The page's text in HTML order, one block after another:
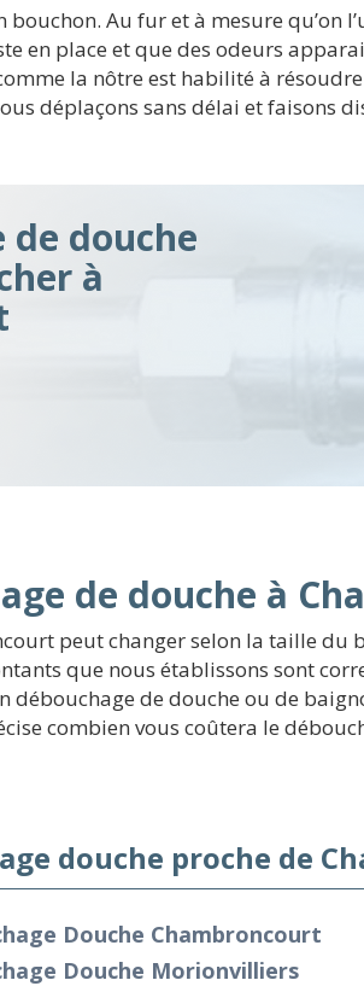
bouchon. Au fur et à mesure qu’on
en place et que des odeurs
la nôtre est habilité à
déplaçons sans délai et faisons
de douche
à
de douche à
peut changer selon la taille
que nous établissons sont
de douche ou de
combien vous coûtera le
douche proche de
Douche Chambroncourt
Douche Morionvilliers